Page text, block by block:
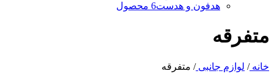
هدفون و هدست6 محصول
متفرقه
خانه/ لوازم جانبی/ متفرقه